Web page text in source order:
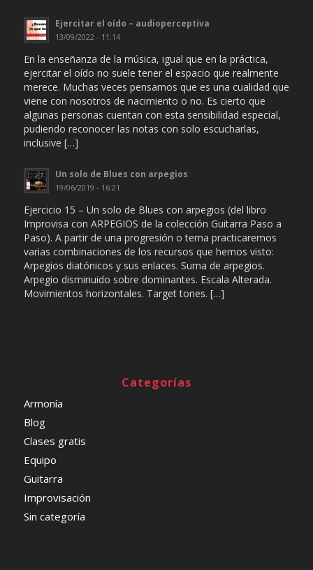
Ejercitar el oído – audioperceptiva
13/09/2022 - 11:14
En la enseñanza de la música, igual que en la práctica,
ejercitar el oído no suele tener el espacio que realmente
merece. Muchas veces pensamos que es una cualidad que
viene con nosotros de nacimiento o no. Es cierto que
algunas personas cuentan con esta sensibilidad especial,
pudiendo reconocer las notas con solo escucharlas,
inclusive […]
Un solo de Blues con arpegios
19/06/2019 - 16:21
Ejercicio 15 – Un solo de Blues con arpegios (del libro
Improvisa con ARPEGIOS de la colección Guitarra Paso a
Paso). A partir de una progresión o tema practicaremos
varias combinaciones de los recursos que hemos visto:
Arpegios diatónicos y sus enlaces. Suma de arpegios.
Arpegio disminuido sobre dominantes. Escala Alterada.
Movimientos horizontales. Target tones. […]
Categorías
Armonía
Blog
Clases gratis
Equipo
Guitarra
Improvisación
Sin categoría